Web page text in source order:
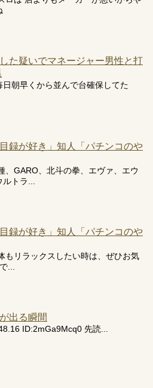
た疑いでマネージャー男性と打
日朝早くから並んで台確保してた
録が好き」知人「パチンコのや
、GARO、北斗の拳、エヴァ、エウ
トラ...
録が好き」知人「パチンコのや
もリラックスしたい時は、ぜひお気
...
出る瞬間
ID:2mGa9Mcq0 先読...